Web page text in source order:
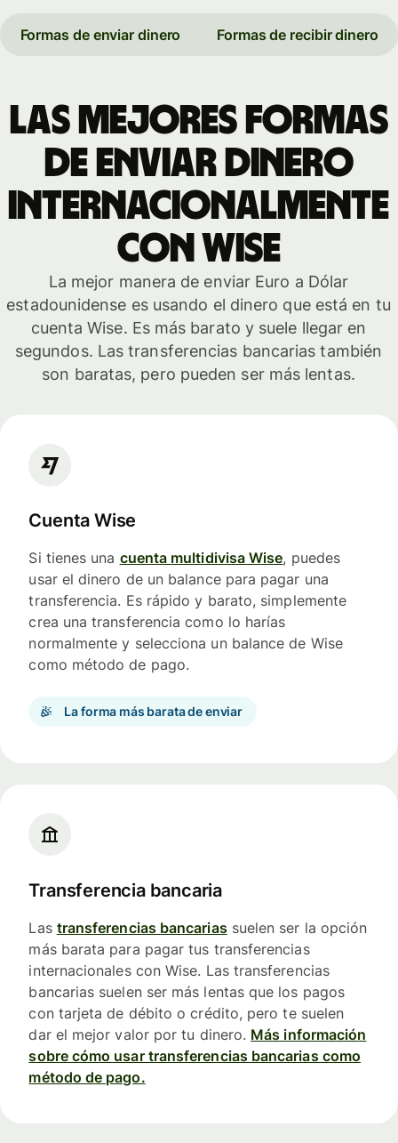
Formas de enviar dinero Formas de recibir dinero
Las mejores formas
de enviar dinero
internacionalmente
con Wise
La mejor manera de enviar Euro a Dólar
estadounidense es usando el dinero que está en tu
cuenta Wise. Es más barato y suele llegar en
segundos. Las transferencias bancarias también
son baratas, pero pueden ser más lentas.
Cuenta Wise
Si tienes una cuenta multidivisa Wise, puedes
usar el dinero de un balance para pagar una
transferencia. Es rápido y barato, simplemente
crea una transferencia como lo harías
normalmente y selecciona un balance de Wise
como método de pago.
La forma más barata de enviar
Transferencia bancaria
Las transferencias bancariassuelen ser la opción
más barata para pagar tus transferencias
internacionales con Wise. Las transferencias
bancarias suelen ser más lentas que los pagos
con tarjeta de débito o crédito, pero te suelen
dar el mejor valor por tu dinero. Más información
sobre cómo usar transferencias bancarias como
método de pago.